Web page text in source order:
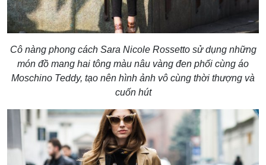
Cô nàng phong cách Sara Nicole Rossetto sử dụng những
món đồ mang hai tông màu nâu vàng đen phối cùng áo
Moschino Teddy, tạo nên hình ảnh vô cùng thời thượng và
cuốn hút